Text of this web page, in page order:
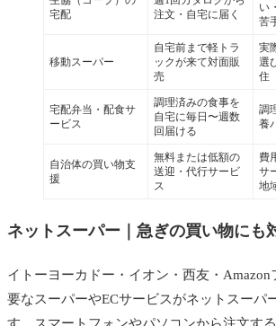
宅配
注文・自宅に届く
い
苦
移動スーパー
自宅前まで軽トラ
ックが来て対面販
売
実
選
住
宅配弁当・配食サ
ービス
調理済みの食事を
自宅に毎日〜週数
回届ける
調
養
自治体の買い物支
援
無料または低額の
送迎・代行サービ
ス
費
サ
地
ネットスーパー｜急ぎの買い物にも
イトーヨーカドー・イオン・西友・Amazon
要なスーパーやECサービスがネットスーパ
す。スマートフォンやパソコンから注文す